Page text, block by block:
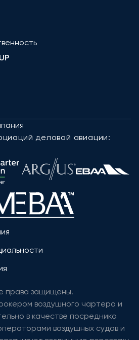
деловой авиации:
права защищены.
воздушного чартера и
в качестве посредника
воздушных судов и